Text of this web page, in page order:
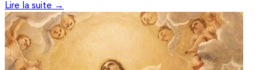
Lire la suite →